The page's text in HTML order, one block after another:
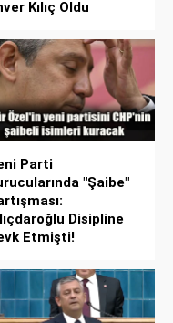
Kılıç Oldu
Parti
"Şaibe"
Disipline
Etmişti!